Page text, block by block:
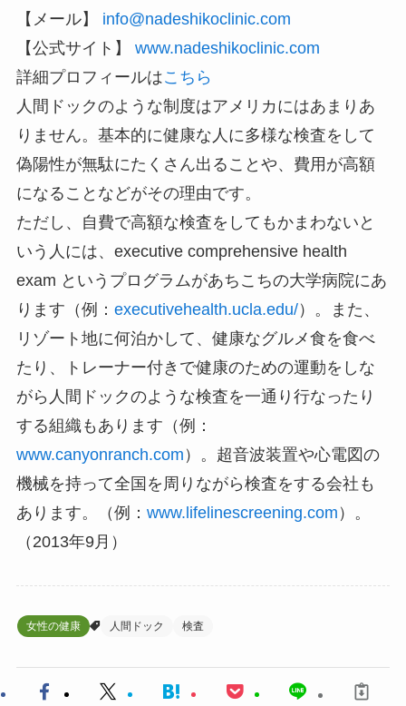
【メール】 info@nadeshikoclinic.com
【公式サイト】 www.nadeshikoclinic.com
詳細プロフィールはこちら
人間ドックのような制度はアメリカにはあまりあ
りません。基本的に健康な人に多様な検査をして
偽陽性が無駄にたくさん出ることや、費用が高額
になることなどがその理由です。
ただし、自費で高額な検査をしてもかまわないと
いう人には、executive comprehensive health
exam というプログラムがあちこちの大学病院にあ
ります（例： executivehealth.ucla.edu/）。また、
リゾート地に何泊かして、健康なグルメ食を食べ
たり、トレーナー付きで健康のための運動をしな
がら人間ドックのような検査を一通り行なったり
する組織もあります（例：
www.canyonranch.com ）。超音波装置や心電図の
機械を持って全国を周りながら検査をする会社も
あります。（例： www.lifelinescreening.com ）。
（2013年9月）
女性の健康 人間ドック 検査